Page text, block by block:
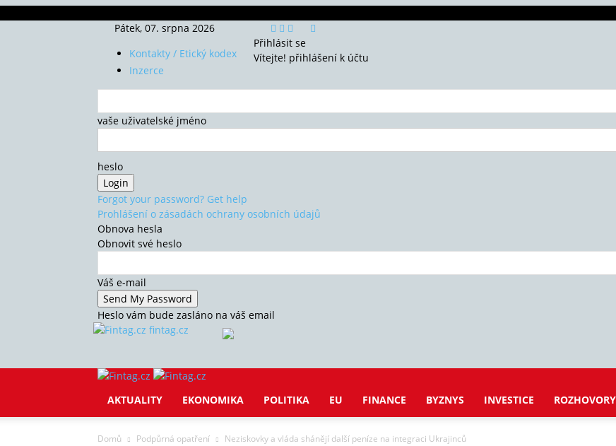
Pátek, 07. srpna 2026
Kontakty / Etický kodex
Inzerce
Přihlásit se
Vítejte! přihlášení k účtu
vaše uživatelské jméno
heslo
Forgot your password? Get help
Prohlášení o zásadách ochrany osobních údajů
Obnova hesla
Obnovit své heslo
Váš e-mail
Heslo vám bude zasláno na váš email
fintag.cz
AKTUALITY EKONOMIKA POLITIKA EU FINANCE BYZNYS INVESTICE ROZHOVORY
Domů Podpůrná opatření Neziskovky a vláda shánějí další peníze na integraci Ukrajinců